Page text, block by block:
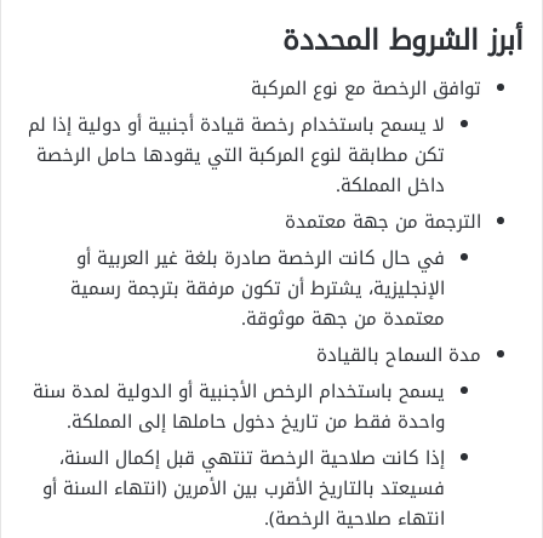
أبرز الشروط المحددة
توافق الرخصة مع نوع المركبة
لا يسمح باستخدام رخصة قيادة أجنبية أو دولية إذا لم
تكن مطابقة لنوع المركبة التي يقودها حامل الرخصة
داخل المملكة.
الترجمة من جهة معتمدة
في حال كانت الرخصة صادرة بلغة غير العربية أو
الإنجليزية، يشترط أن تكون مرفقة بترجمة رسمية
معتمدة من جهة موثوقة.
مدة السماح بالقيادة
يسمح باستخدام الرخص الأجنبية أو الدولية لمدة سنة
واحدة فقط من تاريخ دخول حاملها إلى المملكة.
إذا كانت صلاحية الرخصة تنتهي قبل إكمال السنة،
فسيعتد بالتاريخ الأقرب بين الأمرين (انتهاء السنة أو
انتهاء صلاحية الرخصة).